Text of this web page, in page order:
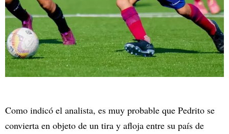
Como indicó el analista, es muy probable que Pedrito se
convierta en objeto de un tira y afloja entre su país de